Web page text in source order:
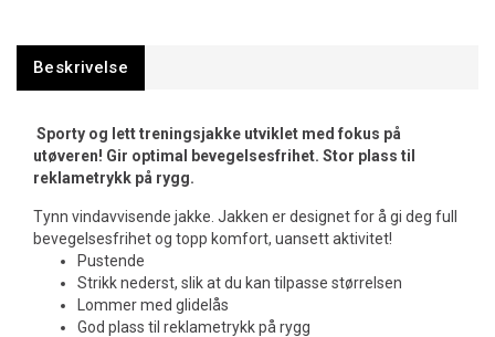
Beskrivelse
Sporty og lett treningsjakke utviklet med fokus på
utøveren! Gir optimal bevegelsesfrihet. Stor plass til
reklametrykk på rygg.
Tynn vindavvisende jakke. Jakken er designet for å gi deg full
bevegelsesfrihet og topp komfort, uansett aktivitet!
Pustende
Strikk nederst, slik at du kan tilpasse størrelsen
Lommer med glidelås
God plass til reklametrykk på rygg